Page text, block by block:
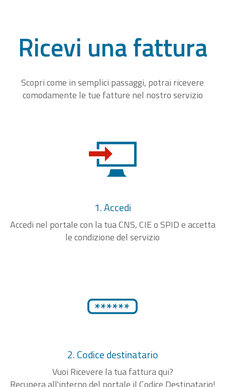
Ricevi una fattura
Scopri come in semplici passaggi, potrai ricevere
comodamente le tue fatture nel nostro servizio
1. Accedi
Accedi nel portale con la tua CNS, CIE o SPID e accetta
le condizione del servizio
2. Codice destinatario
Vuoi Ricevere la tua fattura qui?
Recupera all'interno del portale il Codice Destinatario!